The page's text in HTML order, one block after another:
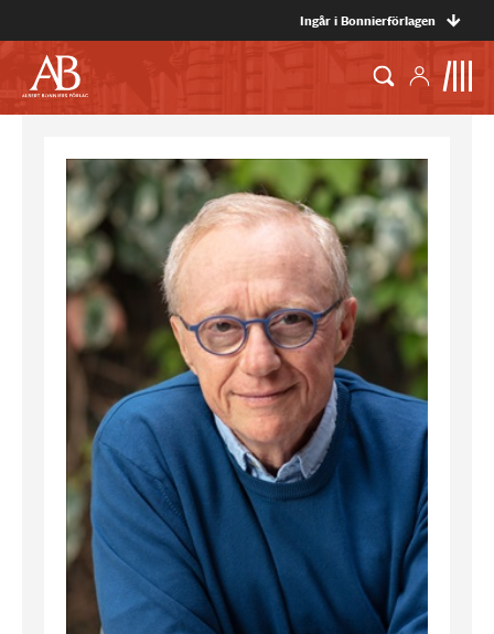
Ingår i Bonnierförlagen